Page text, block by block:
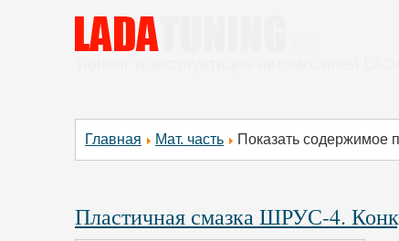
Главная Мат. часть Показать содержимое
Пластичная смазка ШРУС-4.